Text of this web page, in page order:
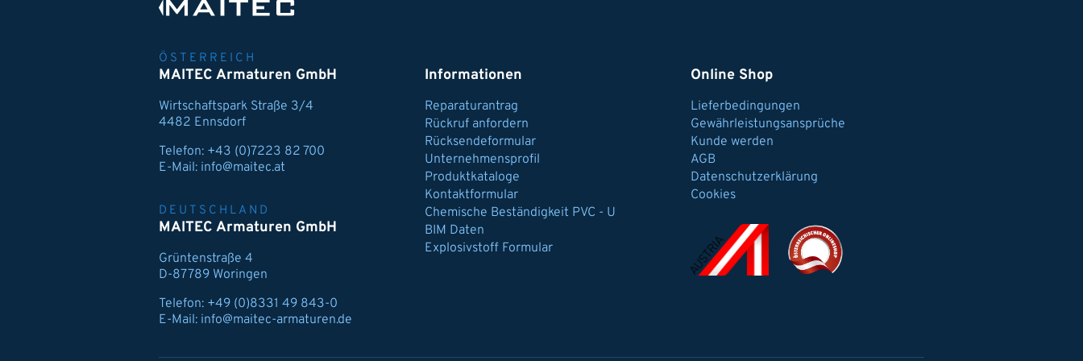
ÖSTERREICH
MAITEC Armaturen GmbH
Wirtschaftspark Straße 3/4
4482 Ennsdorf
Telefon: +43 (0)7223 82 700
E-Mail: info@maitec.at
DEUTSCHLAND
MAITEC Armaturen GmbH
Grüntenstraße 4
D-87789 Woringen
Telefon: +49 (0)8331 49 843-0
E-Mail: info@maitec-armaturen.de
Informationen
Reparaturantrag
Rückruf anfordern
Rücksendeformular
Unternehmensprofil
Produktkataloge
Kontaktformular
Chemische Beständigkeit PVC - U
BIM Daten
Explosivstoff Formular
Online Shop
Lieferbedingungen
Gewährleistungsansprüche
Kunde werden
AGB
Datenschutzerklärung
Cookies